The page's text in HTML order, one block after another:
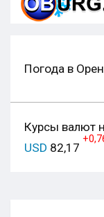
Погода в
Курсы валют
USD 82,17